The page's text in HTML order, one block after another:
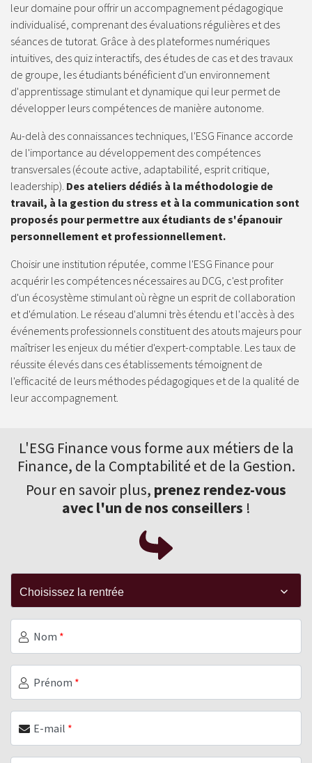
leur domaine pour offrir un accompagnement pédagogique
individualisé, comprenant des évaluations régulières et des
séances de tutorat. Grâce à des plateformes numériques
intuitives, des quiz interactifs, des études de cas et des travaux
de groupe, les étudiants bénéficient d'un environnement
d'apprentissage stimulant et dynamique qui leur permet de
développer leurs compétences de manière autonome.
Au-delà des connaissances techniques, l'ESG Finance accorde
de l'importance au développement des compétences
transversales (écoute active, adaptabilité, esprit critique,
leadership). Des ateliers dédiés à la méthodologie de
travail, à la gestion du stress et à la communication sont
proposés pour permettre aux étudiants de s'épanouir
personnellement et professionnellement.
Choisir une institution réputée, comme l'ESG Finance pour
acquérir les compétences nécessaires au DCG, c'est profiter
d'un écosystème stimulant où règne un esprit de collaboration
et d'émulation. Le réseau d'alumni très étendu et l'accès à des
événements professionnels constituent des atouts majeurs pour
maîtriser les enjeux du métier d'expert-comptable. Les taux de
réussite élevés dans ces établissements témoignent de
l'efficacité de leurs méthodes pédagogiques et de la qualité de
leur accompagnement.
L'ESG Finance vous forme aux métiers de la
Finance, de la Comptabilité et de la Gestion.
Pour en savoir plus, prenez rendez-vous
avec l'un de nos conseillers !
Nom *
Prénom *
E-mail *